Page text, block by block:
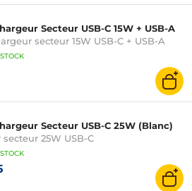
Secteur USB-C 15W + USB-A
secteur 15W USB-C + USB-A
STOCK
Secteur USB-C 25W (Blanc)
25W USB-C
STOCK